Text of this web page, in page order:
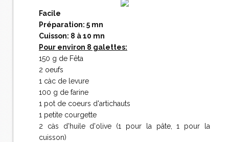
Facile
Préparation: 5 mn
Cuisson: 8 à 10 mn
Pour environ 8 galettes:
150 g de Fêta
2 oeufs
1 càc de levure
100 g de farine
1 pot de coeurs d'artichauts
1 petite courgette
2 càs d'huile d'olive (1 pour la pâte, 1 pour la
cuisson)